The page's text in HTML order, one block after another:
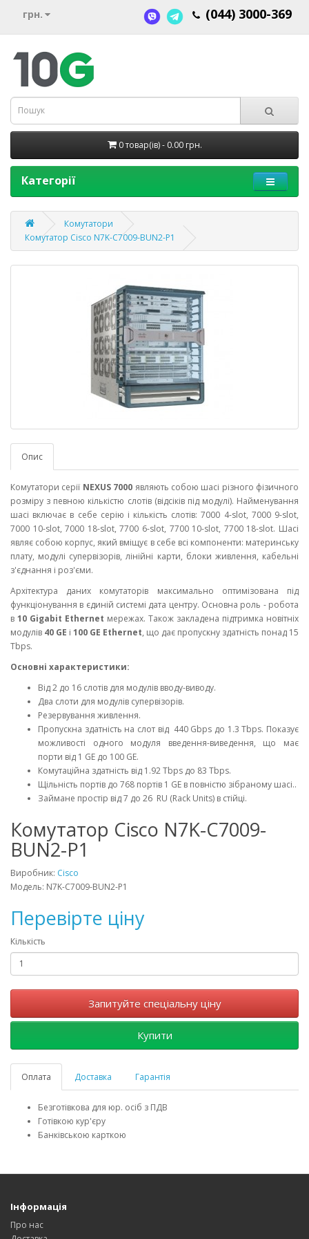
грн. (044) 3000-369
0 товар(ів) - 0.00 грн.
Категорії
Комутатори
Комутатор Cisco N7K-C7009-BUN2-P1
Опис
Комутатори серії NEXUS 7000 являють собою шасі різного фізичного
розміру з певною кількістю слотів (відсіків під модулі). Найменування
шасі включає в себе серію і кількість слотів: 7000 4-slot, 7000 9-slot,
7000 10-slot, 7000 18-slot, 7700 6-slot, 7700 10-slot, 7700 18-slot. Шасі
являє собою корпус, який вміщує в себе всі компоненти: материнську
плату, модулі супервізорів, лінійні карти, блоки живлення, кабельні
з'єднання і роз'єми.
Архітектура даних комутаторів максимально оптимізована під
функціонування в єдиній системі дата центру. Основна роль - робота
в 10 Gigabit Ethernet мережах. Також закладена підтримка новітніх
модулів 40 GE і 100 GE Ethernet, що дає пропускну здатність понад 15
Tbps.
Основні характеристики:
Від 2 до 16 слотів для модулів вводу-виводу.
Два слоти для модулів супервізорів.
Резервування живлення.
Пропускна здатність на слот від 440 Gbps до 1.3 Tbps. Показує
можливості одного модуля введення-виведення, що має
порти від 1 GE до 100 GE.
Комутаційна здатність від 1.92 Tbps до 83 Tbps.
Щільність портів до 768 портів 1 GE в повністю зібраному шасі..
Займане простір від 7 до 26 RU (Rack Units) в стійці.
Комутатор Cisco N7K-C7009-
BUN2-P1
Виробник: Cisco
Модель: N7K-C7009-BUN2-P1
Перевірте ціну
Кількість
Запитуйте спеціальну ціну
Купити
Оплата Доставка Гарантія
Безготівкова для юр. осіб з ПДВ
Готівкою кур'єру
Банківською карткою
Інформація
Про нас